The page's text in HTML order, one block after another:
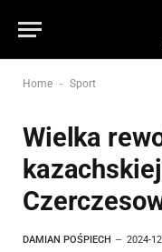
Home - Sport
Wielka
DAMIAN POŚPIECH 2024-